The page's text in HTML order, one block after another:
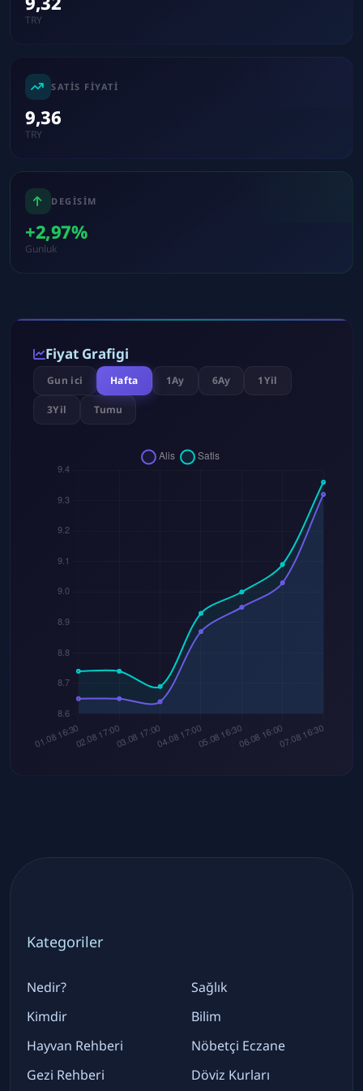
TRY
SATIS FIYATI
9,36
TRY
DEGISIM
+2,97%
Gunluk
Fiyat Grafigi
Gun ici Hafta 1Ay 6Ay 1Yil
3Yil Tumu
Kategoriler
Nedir?
Kimdir
Hayvan Rehberi
Gezi Rehberi
Sağlık
Bilim
Nöbetçi Eczane
Döviz Kurları